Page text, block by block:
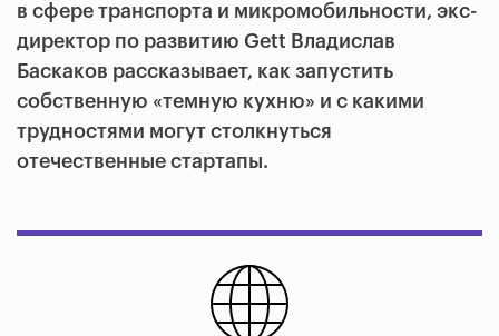
в сфере транспорта и микромобильности, экс-
директор по развитию Gett Владислав
Баскаков рассказывает, как запустить
собственную «темную кухню» и с какими
трудностями могут столкнуться
отечественные стартапы.